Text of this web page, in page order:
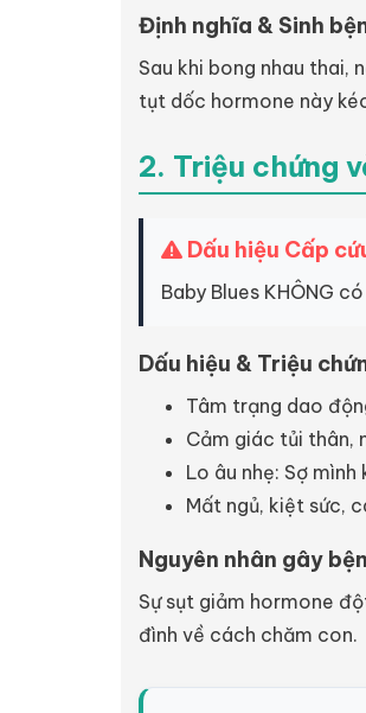
Định nghĩa & Sinh
Sau khi bong nhau thai,
tụt dốc hormone này
2. Triệu chứng
Dấu hiệu Cấp
Baby Blues KHÔNG
Dấu hiệu & Triệu
Tâm trạng dao
Cảm giác tủi thân,
Lo âu nhẹ: Sợ
Mất ngủ, kiệt sức,
Nguyên nhân gây
Sự sụt giảm hormone
đình về cách chăm con.